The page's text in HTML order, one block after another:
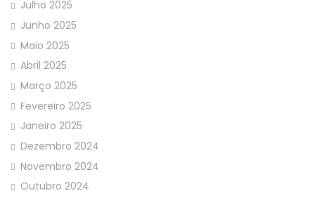
Julho 2025
Junho 2025
Maio 2025
Abril 2025
Março 2025
Fevereiro 2025
Janeiro 2025
Dezembro 2024
Novembro 2024
Outubro 2024